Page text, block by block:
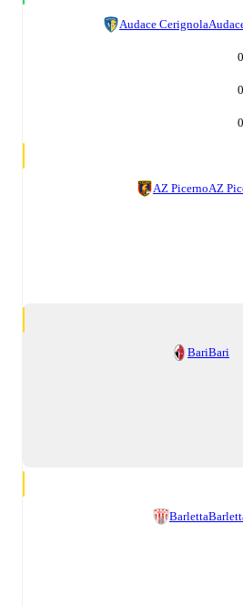
Audace Cerignola
0
0
0
AZ PicernoAZ
BariBari
Barletta